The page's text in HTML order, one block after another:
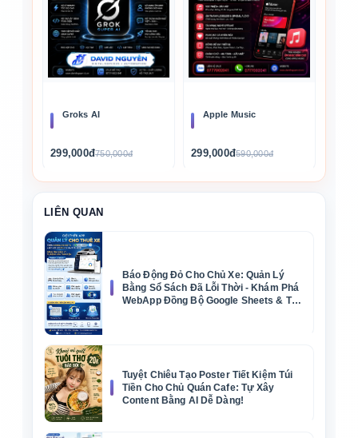
Groks AI
299,000đ750,000đ
Apple Music
299,000đ590,000đ
LIÊN QUAN
Báo Động Đỏ Cho Chủ Xe: Quản Lý
Bằng Sổ Sách Đã Lỗi Thời - Khám Phá
WebApp Đồng Bộ Google Sheets & Tự
Tuyệt Chiêu Tạo Poster Tiết Kiệm Túi
Tiền Cho Chủ Quán Cafe: Tự Xây
Content Bằng AI Dễ Dàng!